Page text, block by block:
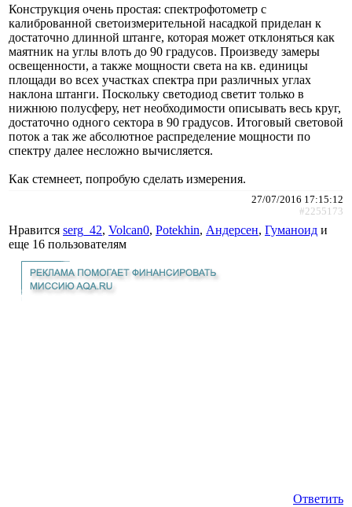
Конструкция очень простая: спектрофотометр с
калиброванной светоизмерительной насадкой приделан к
достаточно длинной штанге, которая может отклоняться как
маятник на углы влоть до 90 градусов. Произведу замеры
освещенности, а также мощности света на кв. единицы
площади во всех участках спектра при различных углах
наклона штанги. Поскольку светодиод светит только в
нижнюю полусферу, нет необходимости описывать весь круг,
достаточно одного сектора в 90 градусов. Итоговый световой
поток а так же абсолютное распределение мощности по
спектру далее несложно вычисляется.
Как стемнеет, попробую сделать измерения.
27/07/2016 17:15:12
#2255173
Нравится serg_42, Volcan0, Potekhin, Андерсен, Гуманоид и
еще 16 пользователям
Ответить